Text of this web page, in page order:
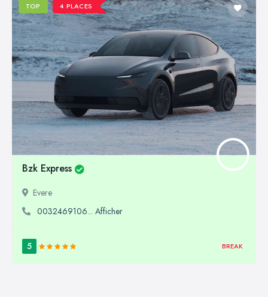
TOP 4 PLACES
Bzk Express
Evere
0032469106... Afficher
5 BREAK